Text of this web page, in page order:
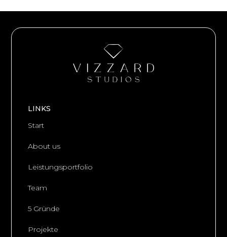
LINKS
Start
About us
Leistungsportfolio
Team
5 Gründe
Projekte